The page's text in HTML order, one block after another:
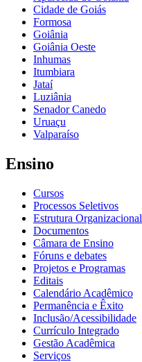
Cidade de Goiás
Formosa
Goiânia
Goiânia Oeste
Inhumas
Itumbiara
Jataí
Luziânia
Senador Canedo
Uruaçu
Valparaíso
Ensino
Cursos
Processos Seletivos
Estrutura Organizacional
Documentos
Câmara de Ensino
Fóruns e debates
Projetos e Programas
Editais
Calendário Acadêmico
Permanência e Êxito
Inclusão/Acessibilidade
Currículo Integrado
Gestão Acadêmica
Serviços